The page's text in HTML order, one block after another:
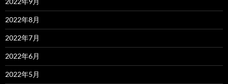
2022年8月
2022年7月
2022年6月
2022年5月